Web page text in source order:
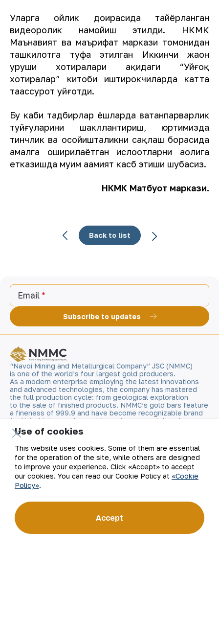
Уларга ойлик доирасида тайёрланган
видеоролик намойиш этилди. НКМК
Маънавият ва маърифат маркази томонидан
ташкилотга туҳфа этилган Иккинчи жаҳон
уруши хотиралари ҳақидаги “Уйғоқ
хотиралар” китоби иштирокчиларда катта
таассурот уйғотди.
Бу каби тадбирлар ёшларда ватанпарварлик
туйғуларини шакллантириш, юртимизда
тинчлик ва осойишталикни сақлаш борасида
амалга оширилаётган ислоҳотларни аҳолига
етказишда муҳим аҳамият касб этиши шубҳасиз.
НКМК Матбуот маркази.
Back to list
Email
Subscribe to updates
“Navoi Mining and Metallurgical Company” JSC (NMMC)
is one of the world’s four largest gold producers.
As a modern enterprise employing the latest innovations
and advanced technologies, the company has mastered
the full production cycle: from geological exploration
to the sale of finished products. NMMC’s gold bars feature
a fineness of 999.9 and have become recognizable brand
for Uzbekistan on the world non-ferrous metal exchanges.
Our Business
Sustainability
Investors
Press Center
Site Map
Open data
Use of cookies
This website uses cookies. Some of them are essential
for the operation of the site, while others are designed
to improve your experience. Click «Accept» to accept
our cookies. You can read our Cookie Policy at «Cookie
Policy».
Accept